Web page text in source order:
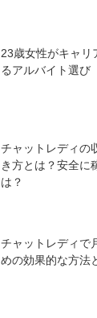
23歳女性がキャリ
るアルバイト選び
チャットレディの
き方とは？安全に
は？
チャットレディで
めの効果的な方法